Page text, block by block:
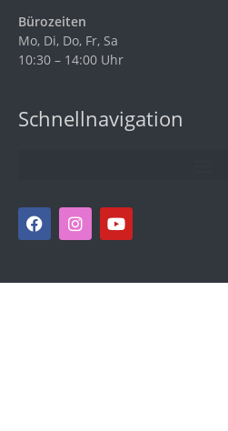
Bürozeiten
Mo, Di, Do, Fr, Sa
10:30 – 14:00 Uhr
Schnellnavigation